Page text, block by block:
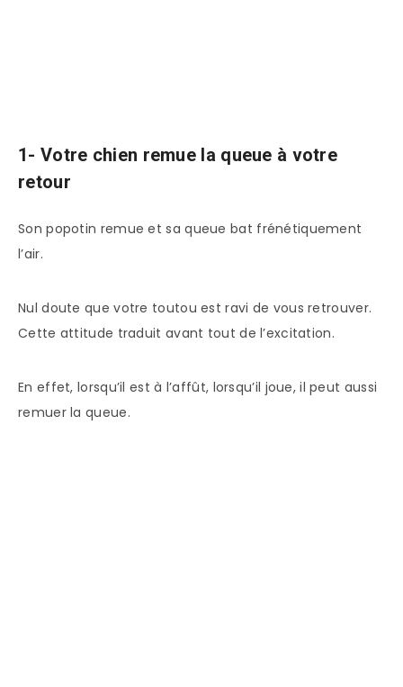
1- Votre chien remue la queue à votre
retour
Son popotin remue et sa queue bat frénétiquement
l’air.
Nul doute que votre toutou est ravi de vous retrouver.
Cette attitude traduit avant tout de l’excitation.
En effet, lorsqu’il est à l’affût, lorsqu’il joue, il peut aussi
remuer la queue.